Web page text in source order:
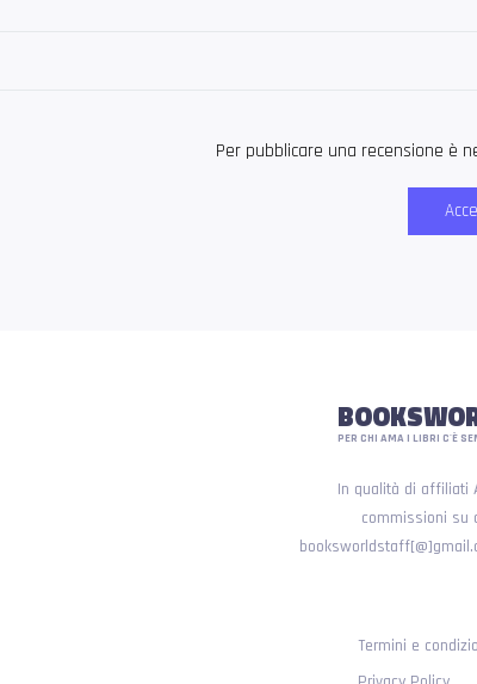
Per pubblicare una recensione è
PER CHI AMA I LIBRI C'È
In qualità di affiliati
commissioni su
Termini e